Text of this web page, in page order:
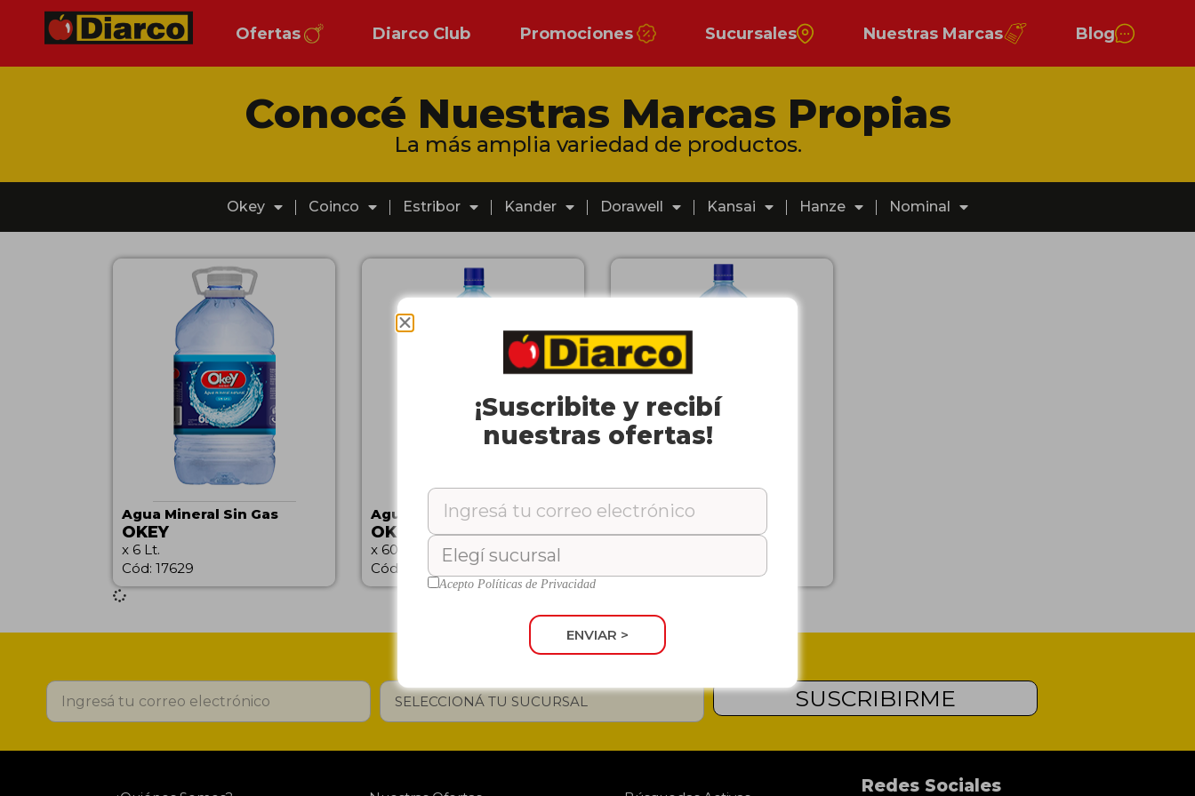
Ofertas Diarco Club Promociones Sucursales Nuestras Marcas Blog
Conocé Nuestras Marcas Propias
La más amplia variedad de productos.
Okey Coinco Estribor Kander Dorawell Kansai Hanze Nominal
Agua Mineral Sin Gas
OKEY
x 6 Lt.
Cód: 17629
Agua Mineral Sin Gas
OKEY
x 600 Ml.
Cód: 17590
Agua Mineral Sin Gas
OKEY
SUSCRIBIRME
Redes Sociales
¡Suscribite y recibí
nuestras ofertas!
Acepto Políticas de Privacidad
ENVIAR >